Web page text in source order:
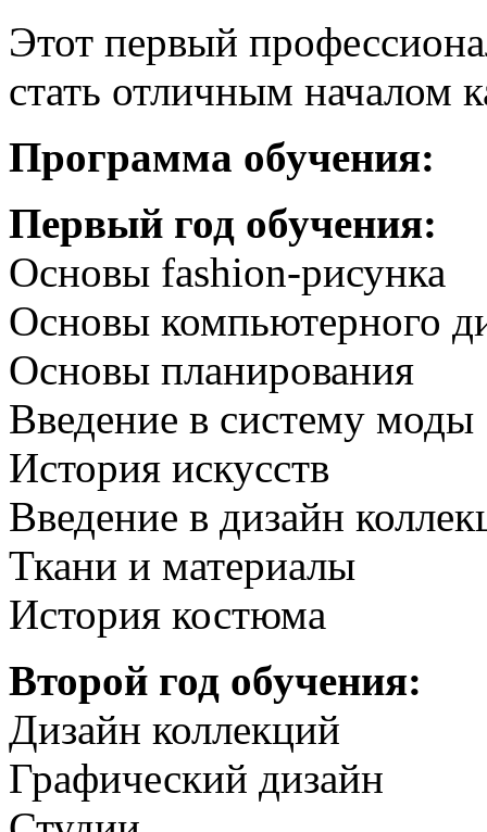
Этот первый
стать отличным началом
Программа обучения:
Первый год обучения:
Основы fashion-рисунка
Основы компьютерного
Основы планирования
Введение в систему моды
История искусств
Введение в дизайн
Ткани и материалы
История костюма
Второй год обучения:
Дизайн коллекций
Графический дизайн